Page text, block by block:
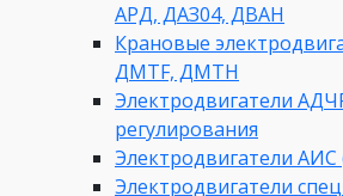
АРД, ДАЗ04, ДВАН
Крановые
ДMTF, ДМТН
Электродвигатели
регулирования
Электродвигатели АИС
Электродвигатели